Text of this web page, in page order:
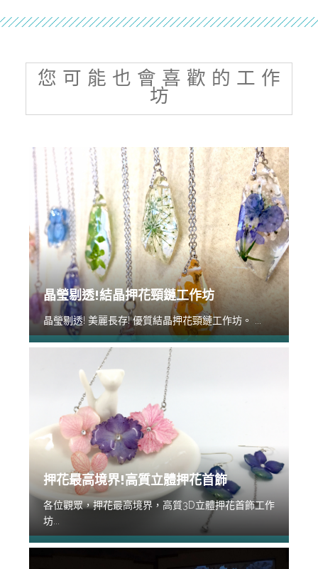
您 可 能 也 會 喜 歡 的 工 作
坊
晶瑩剔透!結晶押花頸鏈工作坊
晶瑩剔透! 美麗長存! 優質結晶押花頸鏈工作坊。 ...
押花最高境界!高質立體押花首飾
各位觀眾，押花最高境界，高質3D立體押花首飾工作
坊...